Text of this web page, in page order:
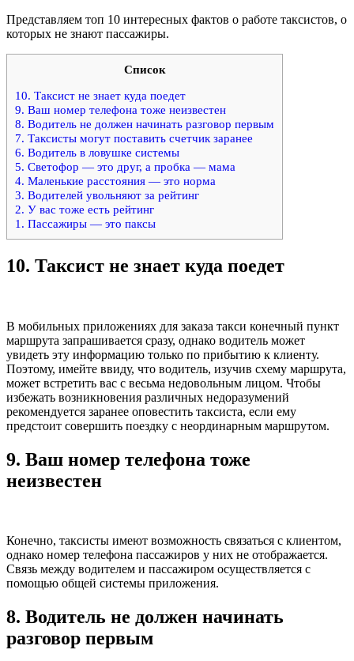
Представляем топ 10 интересных фактов о работе таксистов, о
которых не знают пассажиры.
Список
10. Таксист не знает куда поедет
9. Ваш номер телефона тоже неизвестен
8. Водитель не должен начинать разговор первым
7. Таксисты могут поставить счетчик заранее
6. Водитель в ловушке системы
5. Светофор — это друг, а пробка — мама
4. Маленькие расстояния — это норма
3. Водителей увольняют за рейтинг
2. У вас тоже есть рейтинг
1. Пассажиры — это паксы
10. Таксист не знает куда поедет
В мобильных приложениях для заказа такси конечный пункт
маршрута запрашивается сразу, однако водитель может
увидеть эту информацию только по прибытию к клиенту.
Поэтому, имейте ввиду, что водитель, изучив схему маршрута,
может встретить вас с весьма недовольным лицом. Чтобы
избежать возникновения различных недоразумений
рекомендуется заранее оповестить таксиста, если ему
предстоит совершить поездку с неординарным маршрутом.
9. Ваш номер телефона тоже
неизвестен
Конечно, таксисты имеют возможность связаться с клиентом,
однако номер телефона пассажиров у них не отображается.
Связь между водителем и пассажиром осуществляется с
помощью общей системы приложения.
8. Водитель не должен начинать
разговор первым